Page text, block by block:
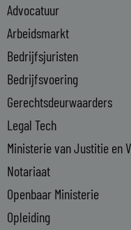
d
i
n
-
i
n
Advocatuur
Arbeidsmarkt
Bedrijfsjuristen
Bedrijfsvoering
Gerechtsdeurwaarders
Legal Tech
Ministerie van Justitie en
Notariaat
Openbaar Ministerie
Opleiding